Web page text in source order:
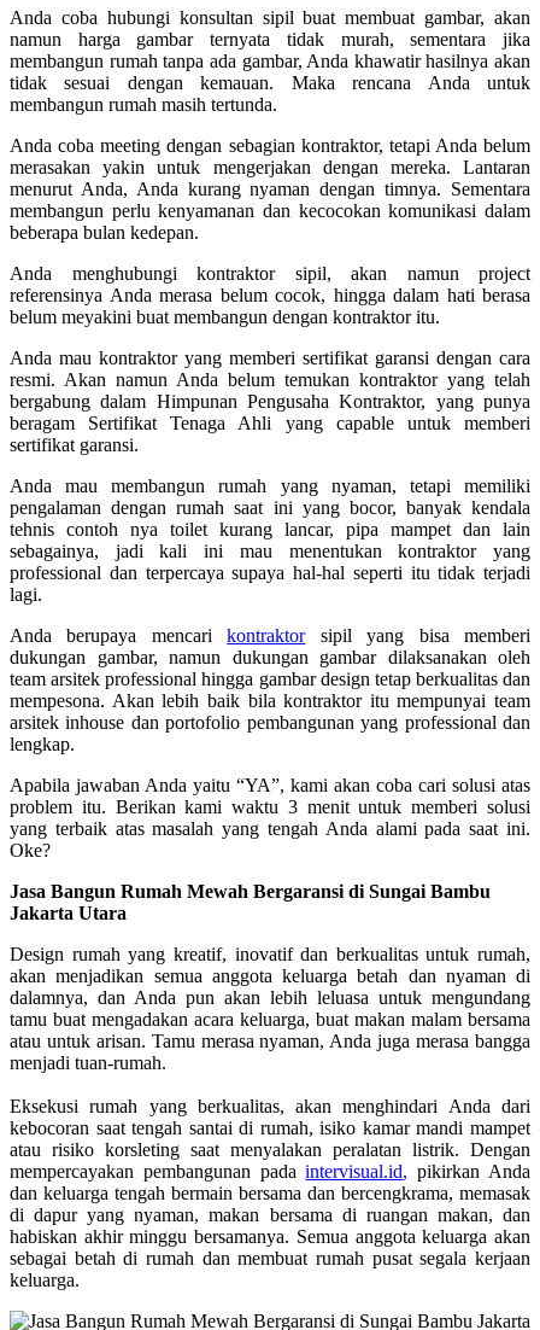
Anda coba hubungi konsultan sipil buat membuat gambar, akan
namun harga gambar ternyata tidak murah, sementara jika
membangun rumah tanpa ada gambar, Anda khawatir hasilnya akan
tidak sesuai dengan kemauan. Maka rencana Anda untuk
membangun rumah masih tertunda.
Anda coba meeting dengan sebagian kontraktor, tetapi Anda belum
merasakan yakin untuk mengerjakan dengan mereka. Lantaran
menurut Anda, Anda kurang nyaman dengan timnya. Sementara
membangun perlu kenyamanan dan kecocokan komunikasi dalam
beberapa bulan kedepan.
Anda menghubungi kontraktor sipil, akan namun project
referensinya Anda merasa belum cocok, hingga dalam hati berasa
belum meyakini buat membangun dengan kontraktor itu.
Anda mau kontraktor yang memberi sertifikat garansi dengan cara
resmi. Akan namun Anda belum temukan kontraktor yang telah
bergabung dalam Himpunan Pengusaha Kontraktor, yang punya
beragam Sertifikat Tenaga Ahli yang capable untuk memberi
sertifikat garansi.
Anda mau membangun rumah yang nyaman, tetapi memiliki
pengalaman dengan rumah saat ini yang bocor, banyak kendala
tehnis contoh nya toilet kurang lancar, pipa mampet dan lain
sebagainya, jadi kali ini mau menentukan kontraktor yang
professional dan terpercaya supaya hal-hal seperti itu tidak terjadi
lagi.
Anda berupaya mencarikontraktorsipil yang bisa memberi
dukungan gambar, namun dukungan gambar dilaksanakan oleh
team arsitek professional hingga gambar design tetap berkualitas dan
mempesona. Akan lebih baik bila kontraktor itu mempunyai team
arsitek inhouse dan portofolio pembangunan yang professional dan
lengkap.
Apabila jawaban Anda yaitu “YA”, kami akan coba cari solusi atas
problem itu. Berikan kami waktu 3 menit untuk memberi solusi
yang terbaik atas masalah yang tengah Anda alami pada saat ini.
Oke?
Jasa Bangun Rumah Mewah Bergaransi di Sungai Bambu
Jakarta Utara
Design rumah yang kreatif, inovatif dan berkualitas untuk rumah,
akan menjadikan semua anggota keluarga betah dan nyaman di
dalamnya, dan Anda pun akan lebih leluasa untuk mengundang
tamu buat mengadakan acara keluarga, buat makan malam bersama
atau untuk arisan. Tamu merasa nyaman, Anda juga merasa bangga
menjadi tuan-rumah.
Eksekusi rumah yang berkualitas, akan menghindari Anda dari
kebocoran saat tengah santai di rumah, isiko kamar mandi mampet
atau risiko korsleting saat menyalakan peralatan listrik. Dengan
mempercayakan pembangunan padaintervisual.id, pikirkan Anda
dan keluarga tengah bermain bersama dan bercengkrama, memasak
di dapur yang nyaman, makan bersama di ruangan makan, dan
habiskan akhir minggu bersamanya. Semua anggota keluarga akan
sebagai betah di rumah dan membuat rumah pusat segala kerjaan
keluarga.